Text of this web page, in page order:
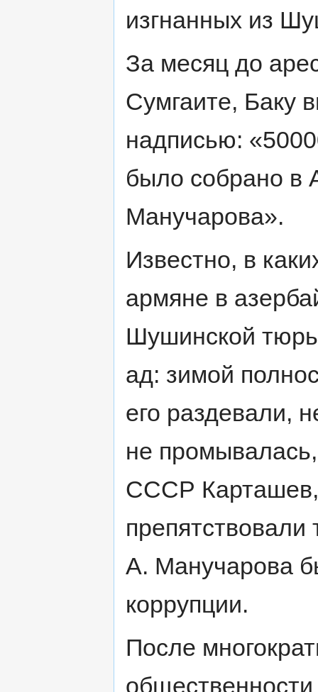
изгнанных из
За месяц до
Сумгаите, Баку
надписью:
было собрано в
Манучарова».
Известно, в
армяне в
Шушинской
ад: зимой
его раздевали,
не
СССР
А. Манучарова
коррупции.
После